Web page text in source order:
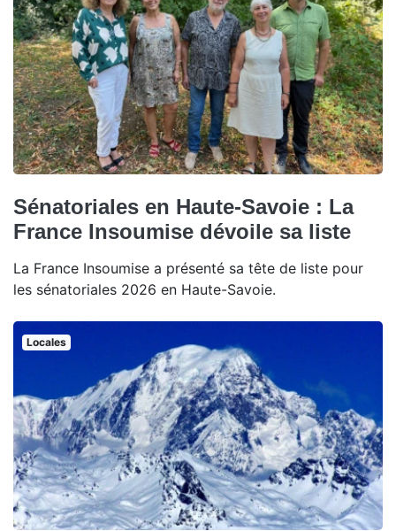
Sénatoriales en Haute-Savoie : La
France Insoumise dévoile sa liste
La France Insoumise a présenté sa tête de liste pour
les sénatoriales 2026 en Haute-Savoie.
Locales